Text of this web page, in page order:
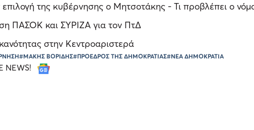
της κυβέρνησης ο Μητσοτάκης - Τι προβλέπει ο
ΠΑΣΟΚ και ΣΥΡΙΖΑ για τον ΠτΔ
στην Κεντροαριστερά
#ΜΑΚΗΣ ΒΟΡΙΔΗΣ#ΠΡΟΕΔΡΟΣ ΤΗΣ ΔΗΜΟΚΡΑΤΙΑΣ#ΝΕΑ ΔΗΜΟΚΡΑΤΙΑ
NEWS!